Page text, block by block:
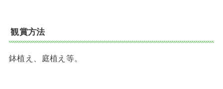
観賞方法
鉢植え、庭植え等。